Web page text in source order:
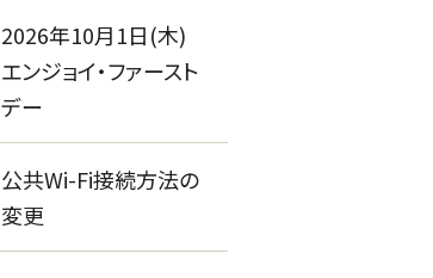
2026年10月1日(木)
エンジョイ・ファースト
デー
公共Wi-Fi接続方法の
変更